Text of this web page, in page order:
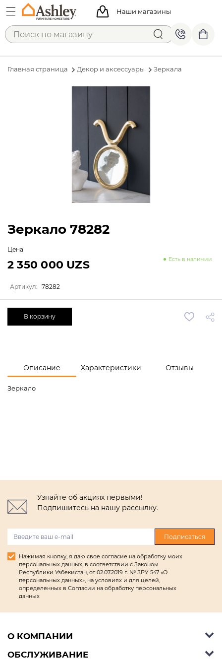
Наши магазины
Главная страница Декор и аксессуары Зеркала
Описание Характеристики Отзывы
Зеркало
Зеркало 78282
Цена
Есть в наличии
2 350 000 UZS
Артикул: 78282
В корзину
Узнайте об акциях первыми!
Подпишитесь на нашу рассылку.
Подписаться
Нажимая кнопку, я даю свое согласие на обработку моих
персональных данных, в соответствии с Законом
Республики Узбекистан, от 02.07.2019 г. № ЗРУ-547 «О
персональных данных», на условиях и для целей,
определенных в Согласии на обработку персональных
данных
О КОМПАНИИ
Об Ashley Furniture HomeStore
ОБСЛУЖИВАНИЕ